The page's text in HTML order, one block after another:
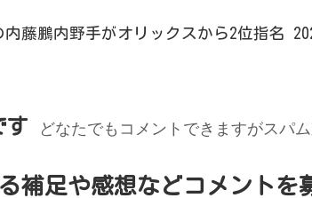
内藤鵬内野手がオリックスから2位指名
す どなたでもコメントできますがスパ
補足や感想などコメントを